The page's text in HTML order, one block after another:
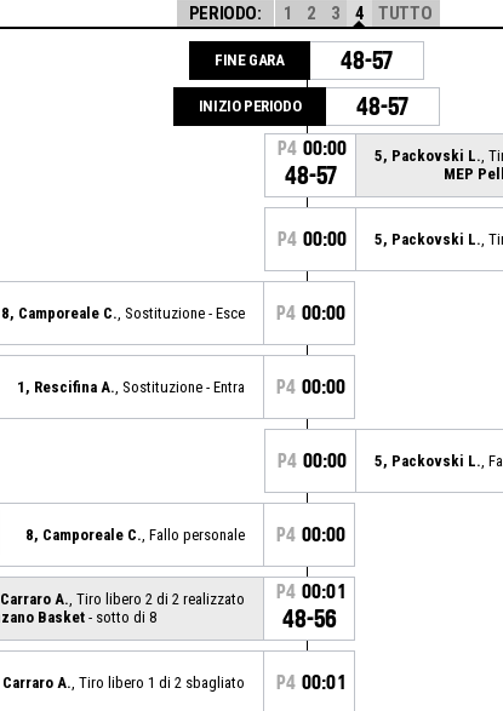
PERIODO: 1 2 3 4 TUTTO
FINE GARA 48-57
INIZIO PERIODO 48-57
P4 00:00
48-57
5, Packovski L. ,
MEP
P4 00:00 5, Packovski L. ,
8, Camporeale C. , Sostituzione - Esce P4 00:00
1, Rescifina A. , Sostituzione - Entra P4 00:00
P4 00:00 5, Packovski L. ,
8, Camporeale C. , Fallo personale P4 00:00
A. , Tiro libero 2 di 2 realizzato
Basket - sotto di 8
P4 00:01
48-56
A. , Tiro libero 1 di 2 sbagliato P4 00:01